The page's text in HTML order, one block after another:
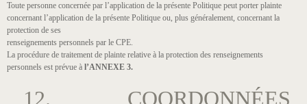
Toute personne concernée par l’application de la présente Politique peut porter plainte
concernant l’application de la présente Politique ou, plus généralement, concernant la
protection de ses
renseignements personnels par le CPE.
La procédure de traitement de plainte relative à la protection des renseignements
personnels est prévue à l’ANNEXE 3.
12. COORDONNÉES